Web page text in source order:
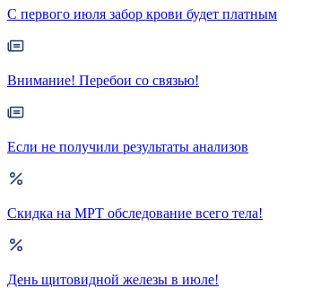
С первого июля забор крови будет платным
Внимание! Перебои со связью!
Если не получили результаты анализов
Скидка на МРТ обследование всего тела!
День щитовидной железы в июле!